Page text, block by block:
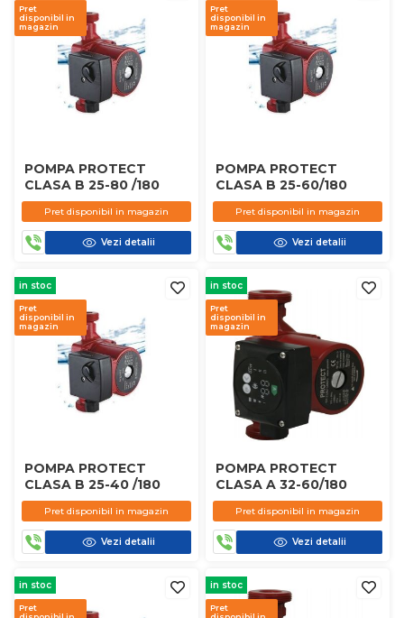
Pret
disponibil in
magazin
POMPA PROTECT
CLASA B 25-80 /180
Pret disponibil in magazin
Vezi detalii
Pret
disponibil in
magazin
POMPA PROTECT
CLASA B 25-60/180
Pret disponibil in magazin
Vezi detalii
in stoc
Pret
disponibil in
magazin
POMPA PROTECT
CLASA B 25-40 /180
Pret disponibil in magazin
Vezi detalii
in stoc
Pret
disponibil in
magazin
POMPA PROTECT
CLASA A 32-60/180
Pret disponibil in magazin
Vezi detalii
in stoc
Pret
in stoc
Pret